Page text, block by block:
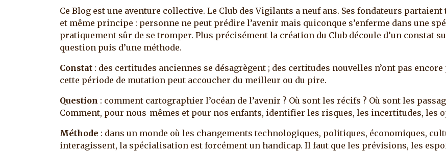
Ce Blog est une aventure collective. Le Club des Vigilants a neuf ans. Ses fondateurs partaient
et même principe : personne ne peut prédire l’avenir mais quiconque s’enferme dans une
pratiquement sûr de se tromper. Plus précisément la création du Club découle d’un constat
question puis d’une méthode.
Constat : des certitudes anciennes se désagrègent ; des certitudes nouvelles n’ont pas
cette période de mutation peut accoucher du meilleur ou du pire.
Question : comment cartographier l’océan de l’avenir ? Où sont les récifs ? Où sont les
Comment, pour nous-mêmes et pour nos enfants, identifier les risques, les incertitudes, les
Méthode : dans un monde où les changements technologiques, politiques, économiques,
interagissent, la spécialisation est forcément un handicap. Il faut que les prévisions, les